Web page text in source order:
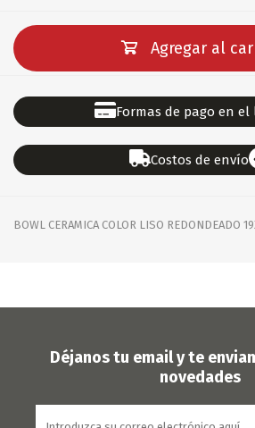
Agregar al
Formas de pago en el
Costos de envío
BOWL CERAMICA COLOR LISO REDONDEADO
Déjanos tu email y te
novedades